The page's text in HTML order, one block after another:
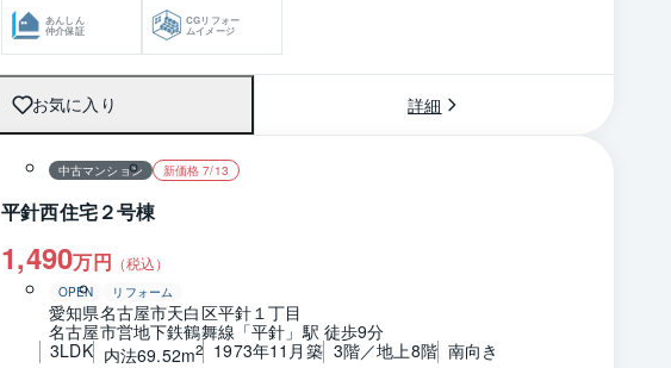
あんしん
仲介保証
CGリフォー
ムイメージ
お気に入り 詳細
中古マンション 新価格 7/13
平針西住宅２号棟
1,490万円 （税込）
OPEN リフォーム
愛知県名古屋市天白区平針１丁目
名古屋市営地下鉄鶴舞線「平針」駅 徒歩9分
3LDK 内法69.52m2 1973年11月築 3階／地上8階 南向き